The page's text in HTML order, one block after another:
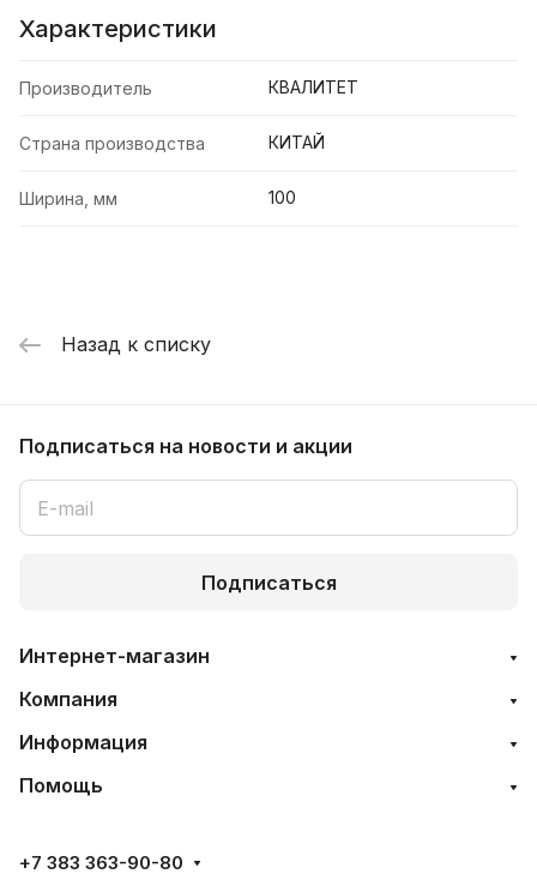
Характеристики
Производитель КВАЛИТЕТ
Страна производства КИТАЙ
Ширина, мм 100
Назад к списку
Подписаться на новости и акции
Подписаться
Интернет-магазин
Компания
Информация
Помощь
+7 383 363-90-80